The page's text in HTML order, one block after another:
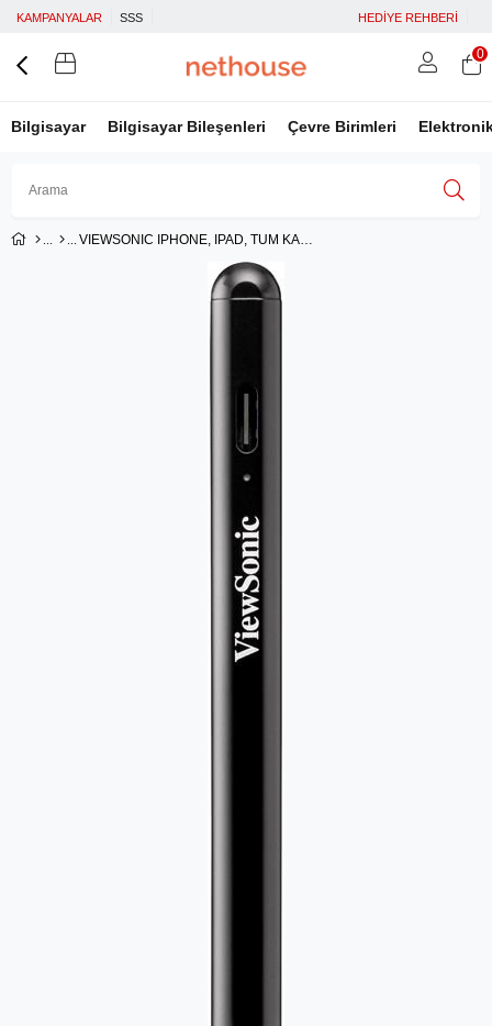
KAMPANYALAR SSS HEDİYE REHBERİ
Bilgisayar Bilgisayar Bileşenleri Çevre Birimleri
Üye Ol
Google İle Bağlan
0
VIEWSONIC IPHONE, IPAD, TUM KAPASITIF TABLET VE TELEFONLARA UYUMLU VIEW STYLUS KALEM